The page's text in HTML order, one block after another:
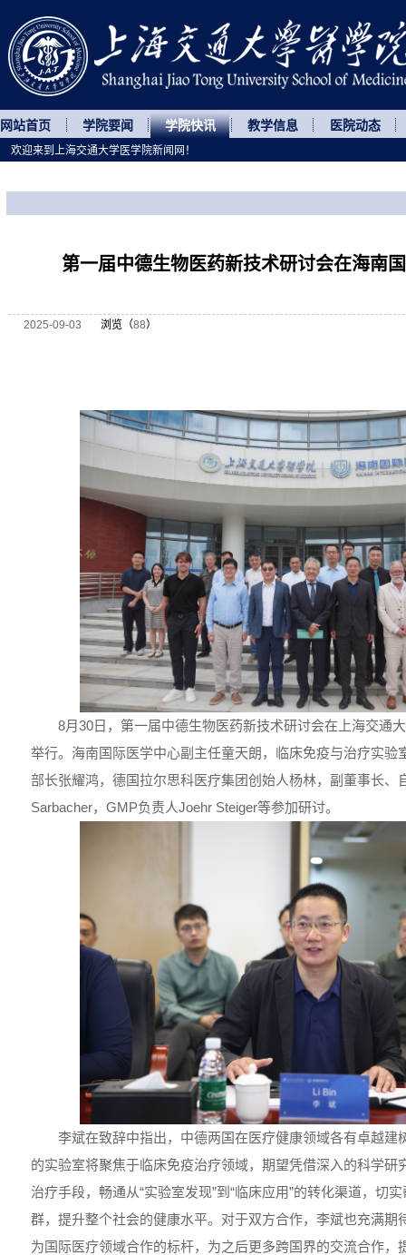
网站首页 学院要闻 学院快讯 教学信息 医院动态
第一届中德生物医药新技术研讨会在海南
2025-09-03 浏览（88）
8月30日，第一届中德生物医药新技术研讨会在上海交通
举行。海南国际医学中心副主任童天朗，临床免疫与治疗实验
部长张耀鸿，德国拉尔思科医疗集团创始人杨林，副董事长、
Sarbacher，GMP负责人Joehr Steiger等参加研讨。
李斌在致辞中指出，中德两国在医疗健康领域各有卓越建
的实验室将聚焦于临床免疫治疗领域，期望凭借深入的科学研
治疗手段，畅通从“实验室发现”到“临床应用”的转化渠道，切
群，提升整个社会的健康水平。对于双方合作，李斌也充满期
为国际医疗领域合作的标杆，为之后更多跨国界的交流合作，
欢迎来到上海交通大学医学院新闻网！